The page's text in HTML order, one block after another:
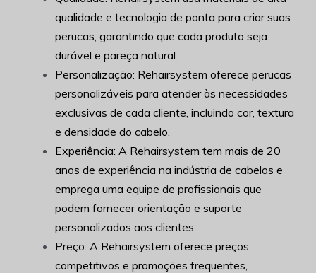
qualidade e tecnologia de ponta para criar suas
perucas, garantindo que cada produto seja
durável e pareça natural.
Personalização: Rehairsystem oferece perucas
personalizáveis para atender às necessidades
exclusivas de cada cliente, incluindo cor, textura
e densidade do cabelo.
Experiência: A Rehairsystem tem mais de 20
anos de experiência na indústria de cabelos e
emprega uma equipe de profissionais que
podem fornecer orientação e suporte
personalizados aos clientes.
Preço: A Rehairsystem oferece preços
competitivos e promoções frequentes,